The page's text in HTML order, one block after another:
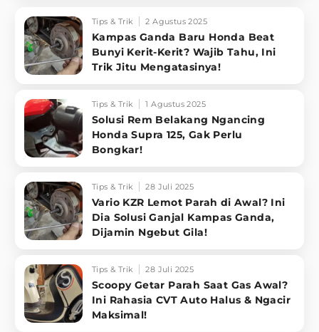
Tips & Trik 2 Agustus 2025
Kampas Ganda Baru Honda Beat
Bunyi Kerit-Kerit? Wajib Tahu, Ini
Trik Jitu Mengatasinya!
Tips & Trik 1 Agustus 2025
Solusi Rem Belakang Ngancing
Honda Supra 125, Gak Perlu
Bongkar!
Tips & Trik 28 Juli 2025
Vario KZR Lemot Parah di Awal? Ini
Dia Solusi Ganjal Kampas Ganda,
Dijamin Ngebut Gila!
Tips & Trik 28 Juli 2025
Scoopy Getar Parah Saat Gas Awal?
Ini Rahasia CVT Auto Halus & Ngacir
Maksimal!